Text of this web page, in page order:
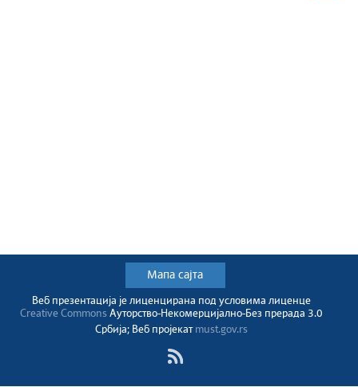
Мапа сајта
Веб презентација jе лиценциранa под условима лиценце
Creative CommonsАуторство-Некомерцијално-Без прерада 3.0
Србија; Веб пројекат must.gov.rs